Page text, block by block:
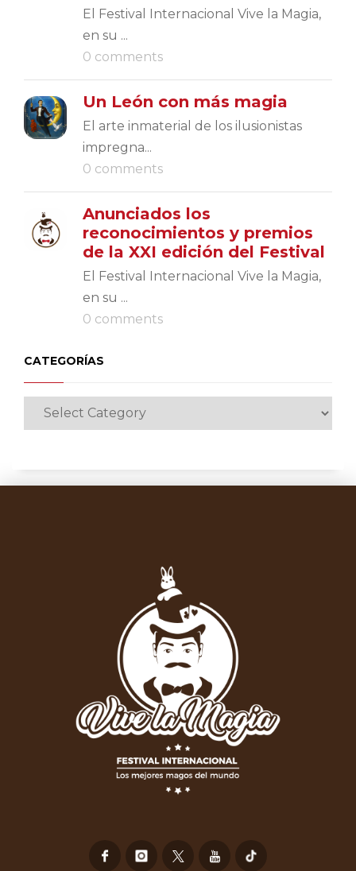
El Festival Internacional Vive la Magia,
en su ...
0 comments
Un León con más magia
El arte inmaterial de los ilusionistas
impregna...
0 comments
Anunciados los
reconocimientos y premios
de la XXI edición del Festival
El Festival Internacional Vive la Magia,
en su ...
0 comments
CATEGORÍAS